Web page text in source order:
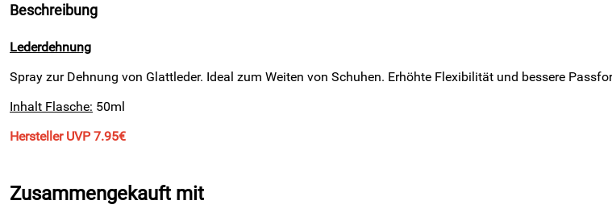
Beschreibung
Lederdehnung
Spray zur Dehnung von Glattleder. Ideal zum Weiten von Schuhen. Erhöhte Flexibilität und bessere
Inhalt Flasche: 50ml
Hersteller UVP 7.95€
Zusammengekauft mit